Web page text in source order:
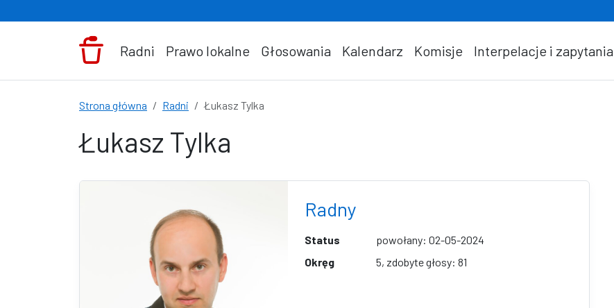
Radni Prawo lokalne Głosowania Kalendarz Komisje Interpelacje i zapytania
Strona główna Radni Łukasz Tylka
Łukasz Tylka
Radny
Status
powołany: 02-05-2024
Okręg
5, zdobyte głosy: 81